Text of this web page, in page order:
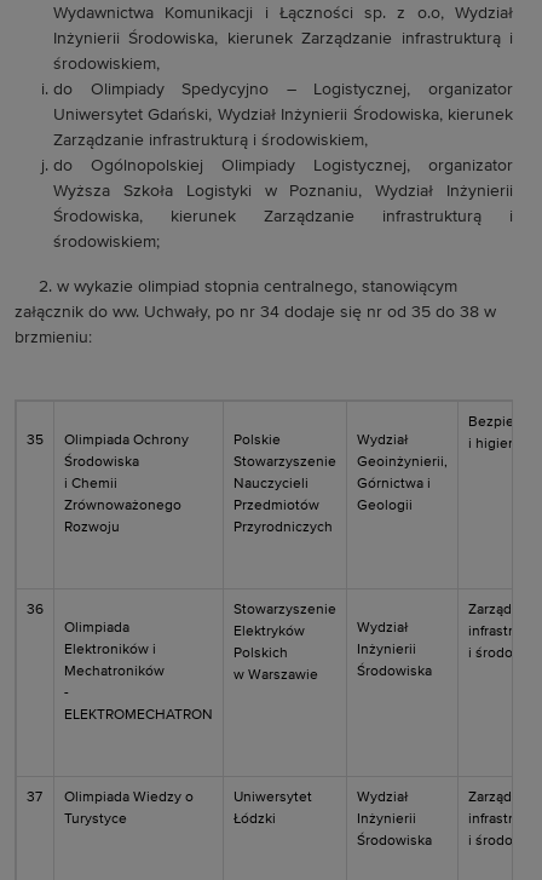
Wydawnictwa Komunikacji i Łączności sp. z o.o, Wydział
Inżynierii Środowiska, kierunek Zarządzanie infrastrukturą i
środowiskiem,
do Olimpiady Spedycyjno – Logistycznej, organizator
Uniwersytet Gdański, Wydział Inżynierii Środowiska, kierunek
Zarządzanie infrastrukturą i środowiskiem,
do Ogólnopolskiej Olimpiady Logistycznej, organizator
Wyższa Szkoła Logistyki w Poznaniu, Wydział Inżynierii
Środowiska, kierunek Zarządzanie infrastrukturą i
środowiskiem;
2. w wykazie olimpiad stopnia centralnego, stanowiącym
załącznik do ww. Uchwały, po nr 34 dodaje się nr od 35 do 38 w
brzmieniu:
35
Olimpiada Ochrony
Środowiska
i Chemii
Zrównoważonego
Rozwoju
Polskie
Stowarzyszenie
Nauczycieli
Przedmiotów
Przyrodniczych
Wydział
Geoinżynierii,
Górnictwa i
Geologii
i higiena
36
Olimpiada
Elektroników i
Mechatroników
-
ELEKTROMECHATRON
Stowarzyszenie
Elektryków
Polskich
w Warszawie
Wydział
Inżynierii
Środowiska
i
37
Olimpiada Wiedzy o
Turystyce
Uniwersytet
Łódzki
Wydział
Inżynierii
Środowiska
i